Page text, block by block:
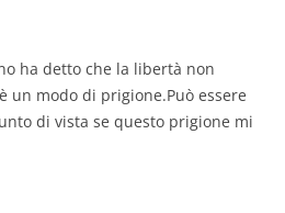
ha detto che la libertà non
un modo di prigione.Può essere
di vista se questo prigione mi